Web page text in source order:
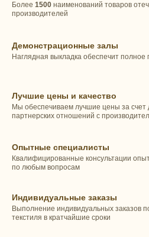
Более 1500 наименований товаров
производителей
Демонстрационные залы
Наглядная выкладка обеспечит полное
Лучшие цены и качество
Мы обеспечиваем лучшие цены за счет
партнерских отношений с
Опытные специалисты
Квалифицированные консультации
по любым вопросам
Индивидуальные заказы
Выполнение индивидуальных заказов
текстиля в кратчайшие сроки